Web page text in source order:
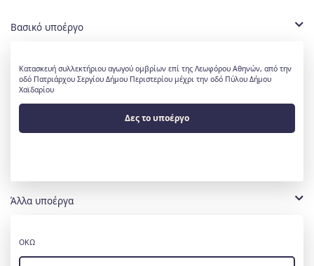
Βασικό υποέργο
Κατασκευή συλλεκτήριου αγωγού ομβρίων επί της Λεωφόρου Αθηνών, από την
οδό Πατριάρχου Σεργίου Δήμου Περιστερίου μέχρι την οδό Πύλου Δήμου
Χαϊδαρίου
Δες το υποέργο
Άλλα υποέργα
ΟΚΩ